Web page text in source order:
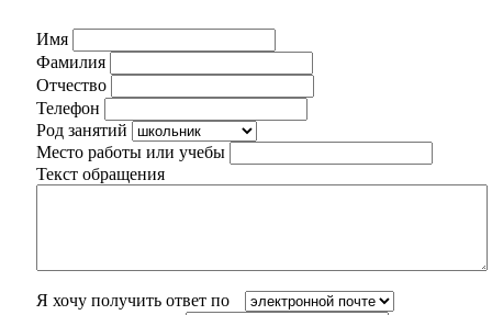
Имя
Фамилия
Отчество
Телефон
Род занятий
Место работы или учебы
Текст обращения
Я хочу получить ответ по